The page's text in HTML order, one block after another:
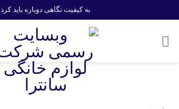
to
content
به کیفیت نگاهی دوباره باید کرد